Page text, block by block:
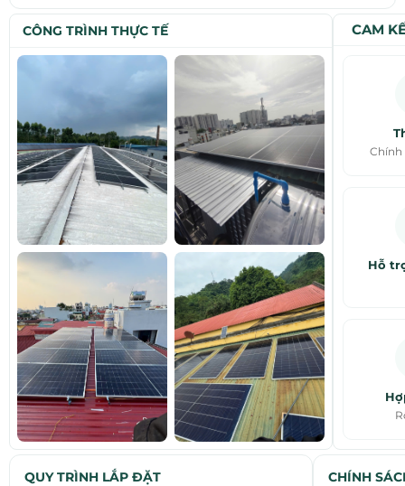
CÔNG TRÌNH THỰC TẾ CAM
Chính
Hỗ
QUY TRÌNH LẮP ĐẶT CHÍNH